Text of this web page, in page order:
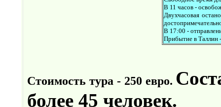
В 11 часов -
Двухчасовая
В 17:00 -
Прибытие в Таллин
Стоимость тура - 250 евро.
более 45 человек.